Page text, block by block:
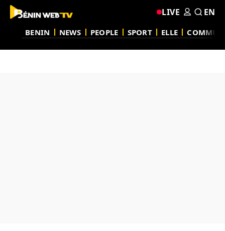
BENIN NEWS PEOPLE SPORT ELLE
LIVE EN